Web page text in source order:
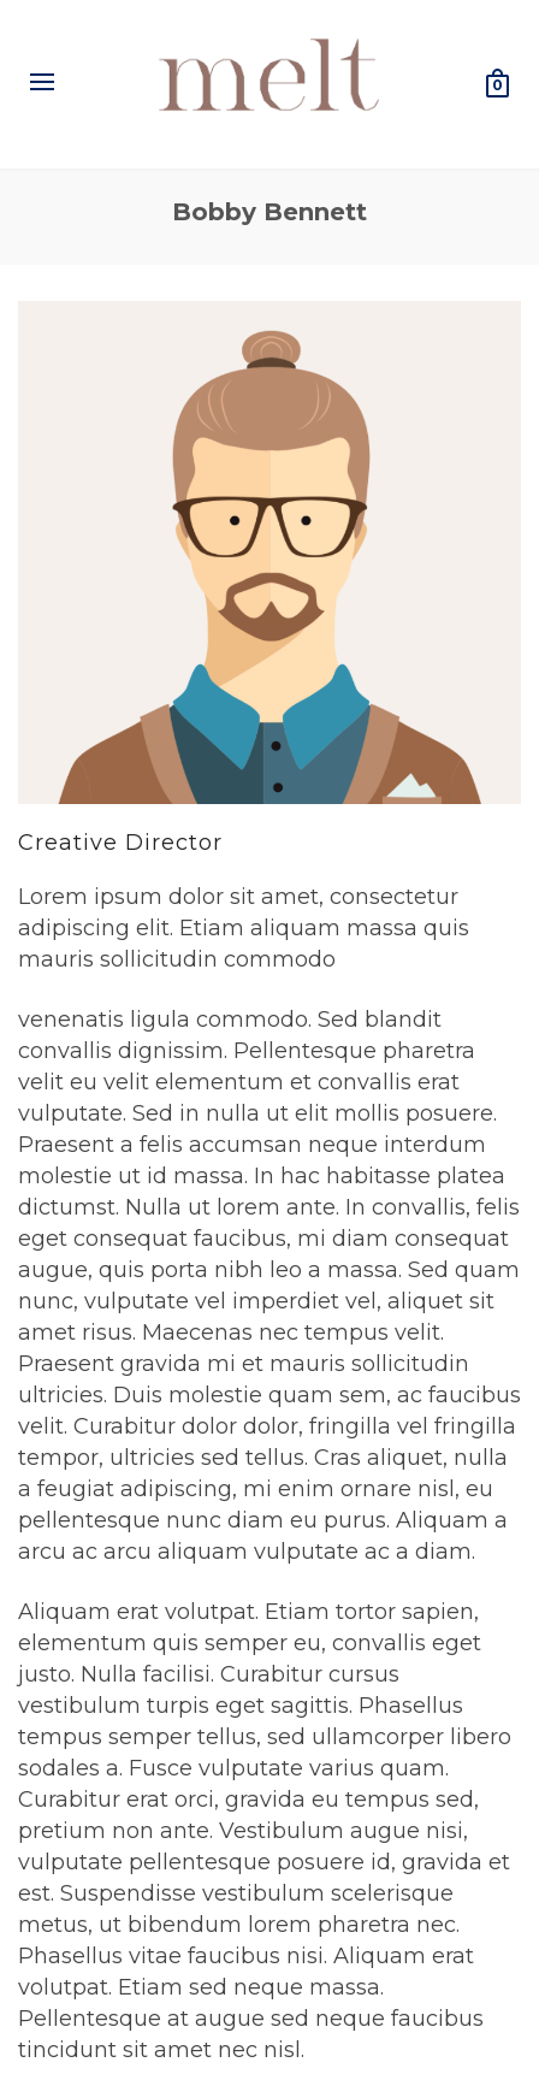
0
Bobby Bennett
Creative Director
Lorem ipsum dolor sit amet, consectetur
adipiscing elit. Etiam aliquam massa quis
mauris sollicitudin commodo
venenatis ligula commodo. Sed blandit
convallis dignissim. Pellentesque pharetra
velit eu velit elementum et convallis erat
vulputate. Sed in nulla ut elit mollis posuere.
Praesent a felis accumsan neque interdum
molestie ut id massa. In hac habitasse platea
dictumst. Nulla ut lorem ante. In convallis, felis
eget consequat faucibus, mi diam consequat
augue, quis porta nibh leo a massa. Sed quam
nunc, vulputate vel imperdiet vel, aliquet sit
amet risus. Maecenas nec tempus velit.
Praesent gravida mi et mauris sollicitudin
ultricies. Duis molestie quam sem, ac faucibus
velit. Curabitur dolor dolor, fringilla vel fringilla
tempor, ultricies sed tellus. Cras aliquet, nulla
a feugiat adipiscing, mi enim ornare nisl, eu
pellentesque nunc diam eu purus. Aliquam a
arcu ac arcu aliquam vulputate ac a diam.
Aliquam erat volutpat. Etiam tortor sapien,
elementum quis semper eu, convallis eget
justo. Nulla facilisi. Curabitur cursus
vestibulum turpis eget sagittis. Phasellus
tempus semper tellus, sed ullamcorper libero
sodales a. Fusce vulputate varius quam.
Curabitur erat orci, gravida eu tempus sed,
pretium non ante. Vestibulum augue nisi,
vulputate pellentesque posuere id, gravida et
est. Suspendisse vestibulum scelerisque
metus, ut bibendum lorem pharetra nec.
Phasellus vitae faucibus nisi. Aliquam erat
volutpat. Etiam sed neque massa.
Pellentesque at augue sed neque faucibus
tincidunt sit amet nec nisl.